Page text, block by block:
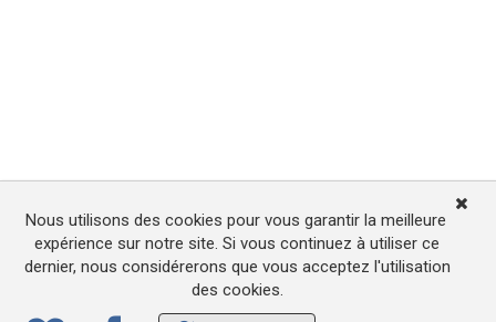
Nous utilisons des cookies pour vous garantir la meilleure
expérience sur notre site. Si vous continuez à utiliser ce
dernier, nous considérerons que vous acceptez l'utilisation
des cookies.